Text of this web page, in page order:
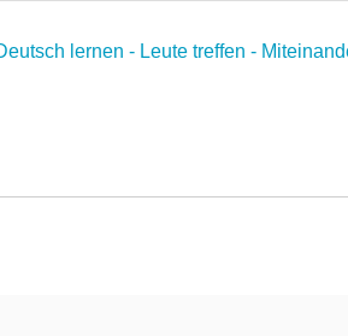
lernen - Leute treffen -